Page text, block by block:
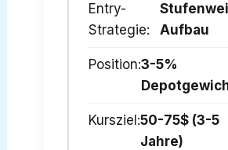
Entry-
Strategie:
Aufbau
Position:3-5%
Kursziel:50-75$ (3-5
Jahre)